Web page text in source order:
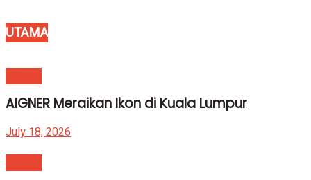
UTAMA
AIGNER Meraikan Ikon di Kuala Lumpur
July 18, 2026